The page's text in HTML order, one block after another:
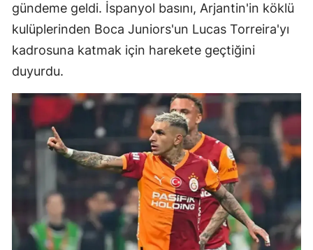
gündeme geldi. İspanyol basını, Arjantin'in köklü
kulüplerinden Boca Juniors'un Lucas Torreira'yı
kadrosuna katmak için harekete geçtiğini
duyurdu.